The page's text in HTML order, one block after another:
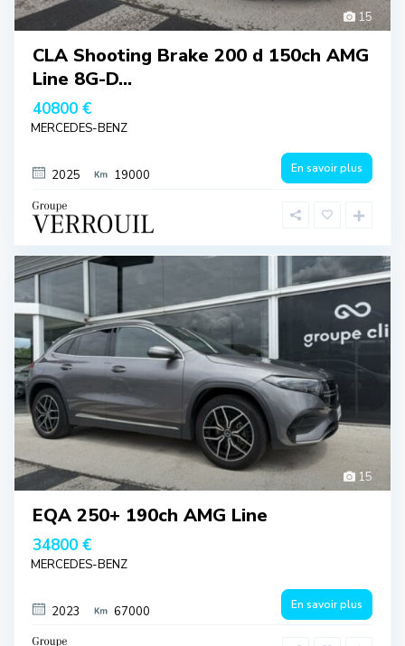
15
CLA Shooting Brake 200 d 150ch AMG
Line 8G-D...
40800 €
MERCEDES-BENZ
2025 19000 En savoir plus
15
EQA 250+ 190ch AMG Line
34800 €
MERCEDES-BENZ
2023 67000 En savoir plus